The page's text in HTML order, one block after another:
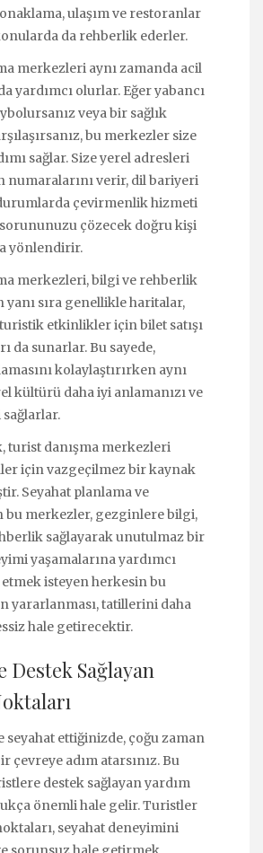
ulaşım ve restoranlar
da rehberlik ederler.
merkezleri aynı zamanda acil
yardımcı olurlar. Eğer yabancı
veya bir sağlık
bu merkezler size
sağlar. Size yerel adresleri
numaralarını verir, dil bariyeri
durumlarda çevirmenlik hizmeti
çözecek doğru kişi
yönlendirir.
merkezleri, bilgi ve rehberlik
sıra genellikle haritalar,
etkinlikler için bilet satışı
da sunarlar. Bu sayede,
kolaylaştırırken aynı
kültürü daha iyi anlamanızı ve
turist danışma merkezleri
için vazgeçilmez bir kaynak
Seyahat planlama ve
bu merkezler, gezginlere bilgi,
sağlayarak unutulmaz bir
yaşamalarına yardımcı
etmek isteyen herkesin bu
yararlanması, tatillerini daha
hale getirecektir.
Sağlayan
seyahat ettiğinizde, çoğu zaman
çevreye adım atarsınız. Bu
destek sağlayan yardım
önemli hale gelir. Turistler
seyahat deneyimini